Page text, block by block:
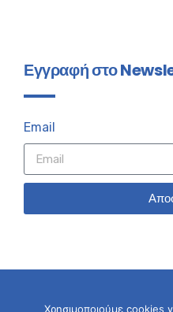
Εγγραφή στο
Email
Χρησιμοποιούμε cookies